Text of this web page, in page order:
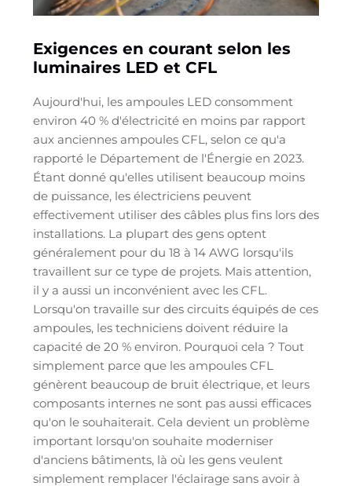
Exigences en courant selon les
luminaires LED et CFL
Aujourd'hui, les ampoules LED consomment
environ 40 % d'électricité en moins par rapport
aux anciennes ampoules CFL, selon ce qu'a
rapporté le Département de l'Énergie en 2023.
Étant donné qu'elles utilisent beaucoup moins
de puissance, les électriciens peuvent
effectivement utiliser des câbles plus fins lors des
installations. La plupart des gens optent
généralement pour du 18 à 14 AWG lorsqu'ils
travaillent sur ce type de projets. Mais attention,
il y a aussi un inconvénient avec les CFL.
Lorsqu'on travaille sur des circuits équipés de ces
ampoules, les techniciens doivent réduire la
capacité de 20 % environ. Pourquoi cela ? Tout
simplement parce que les ampoules CFL
génèrent beaucoup de bruit électrique, et leurs
composants internes ne sont pas aussi efficaces
qu'on le souhaiterait. Cela devient un problème
important lorsqu'on souhaite moderniser
d'anciens bâtiments, là où les gens veulent
simplement remplacer l'éclairage sans avoir à